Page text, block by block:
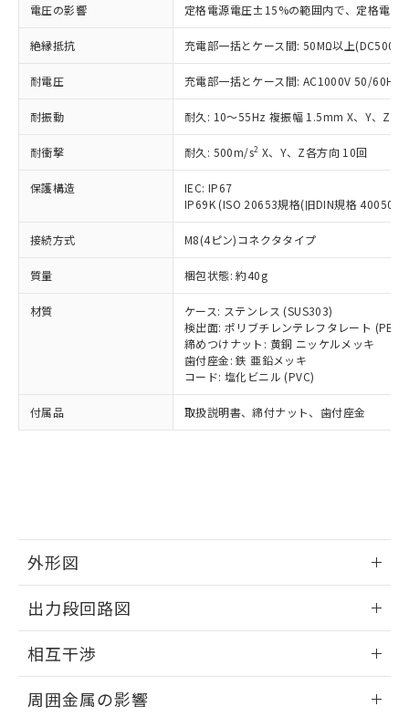
電圧の影響 定格電源電圧±15%の範囲内で、定格電
絶縁抵抗 充電部一括とケース間: 50MΩ以上(DC500V
耐電圧 充電部一括とケース間: AC1000V 50/60Hz
耐振動 耐久: 10～55Hz 複振幅 1.5mm X、Y、Z各
耐衝撃 耐久: 500m/s2 X、Y、Z各方向 10回
保護構造
IEC: IP67
IP69K (ISO 20653規格(旧DIN規格 40050
接続方式 M8(4ピン)コネクタタイプ
質量 梱包状態: 約40g
材質
ケース: ステンレス (SUS303)
検出面: ポリブチレンテレフタレート (PBT)
締めつけナット: 黄銅 ニッケルメッキ
歯付座金: 鉄 亜鉛メッキ
コード: 塩化ビニル (PVC)
付属品 取扱説明書、締付ナット、歯付座金
外形図
外形図
出力段回路図
出力段回路図
相互干渉
周囲金属の影響
ことをご了承ください。
在庫状況および標準価格照会結果は、
記載している更新日時点での社内デー
タに基づき作成されるものであり、閲
覧された時点での実際の在庫および標
準価格とは異なる場合があることをご
了承ください。
正式な納期状況および標準価格はお客
様のお取引先、またはお客様担当のオ
ムロン制御機器販売店・当社販売員に
ご相談ください。
オムロン制御機器販売店や当社販売拠
販売ネットワーク
」をご確認
在庫状況および標準価格結果を当社の
事前の承諾なく第三者に漏洩または開
示しないようお願いします。
マイパーツ機能（部品リスト作成サー
ビス）をご利用いただくには、I-Web
メンバーズにご登録されている必要が
お客様が当ウェブサイト上で当社にご
登録された部品リストについて、当社
指します。
*EU RoHS指令（10物質）：
鉛(Pb) 1000ppm以下、 水銀(Hg) 1000ppm以下、 カド
ミウム(Cd) 100ppm以下、
六価クロム(Cr(Ⅵ)) 1000ppm以下、ポリ臭化ビフェニル
類(PBB) 1000ppm以下、ポリ臭化ジフェニルエーテル類
ル) (DEHP)(別名：DOP) 1000ppm以下、フタル酸ブチ
ルベンジル（BBP） 1000ppm以下、フタル酸ジブチル
（DBP） 1000ppm以下、フタル酸ジイソブチル
(DIBP) 1000ppm以下
但し、RoHS指令で産業用監視および制御機器に対する
フタル酸エステル類の４物質については閾値を超える意
図的な使用がないことを確認しています。
※2 対応予定月
部品在庫の切り替え状況などにより、予定
月が前後することがあります。
※3 非含有証明書ダウンロード
51物質の非含有証明書（当社基準）
※本証明書は発行日時点で非含有を証明す
ものではありません。
また、RoHS指令のフタル酸エステル類４
物質の対応では、対応完了までの期間は出
荷製品に未対応品が混在することから備考
欄に対応日を記載しておりました。
既に当社にて対応品への在庫切替を完了
「－」：未確認です。当社販売部門へお問
い合わせください。
*中国RoHS10物質の基準値 (GB/T26572)：
Pb(鉛) :1000ppm、 Hg(水銀) : 1000ppm、 Cd(カドミウ
Cr(Ⅵ)(六価クロム) : 1000ppm、 PBBs(ポリ臭化ビフェ
ニル類) : 1000ppm、 PBDEs(ポリ臭化ジフェニルエーテ
DBP(フタル酸ジブチル) : 1000ppm、 DIBP(フタル酸ジ
イソブチル) : 1000ppm、 BBP(フタル酸ブチルベンジ
ル) : 1000ppm、
DEHP(フタル酸ビス(2-エチルヘキシル)) : 1000ppm
※2 環境保護使用期限
「ｅ」：有害物質（10物質）のすべてが基
準値以下であることを示します。
「10」：通常の使用状況下において有害物
質が外部に漏えいし、環境に深刻な影響を
及ぼさない年数を意味します。
「－」：未確認です。当社販売部門へお問
い合わせください。
当社は、これら貴社製品のうち、外国
為替および外国貿易法に定める商品
（以下｢規制貨物等」という）を輸出
または国外への提供する場合は、日本
国政府の輸出許可(または役務取引許
可)を取得するなどの必要な手続きを
当社は規制貨物を破棄する場合は、完
全に破砕するなど、違法に輸出されな
当社は貴社製品を、核兵器、ミサイ
ル、化学兵器、生物兵器またはその他
武器並びにこれらの製造装置等に一切
使用いたしません。
当社は、貴社製品を第三者に販売する
場合は、上記1、2および3の内容を当
該第三者に通知します。また当社は、
販売先および販売に係わる関係者が違
法に輸出するおそれがある場合は、取
り引きをいたしません。
一定数以上の在庫あり
一定数には満たないが在庫あり
在庫なし(最新の在庫状況につ
いては、お客様のお取引先、ま
たはお客様担当のオムロン制御
機器販売店・当社販売員にご確
認ください)
受注生産機種、また在庫状況の
情報を公開していない機種